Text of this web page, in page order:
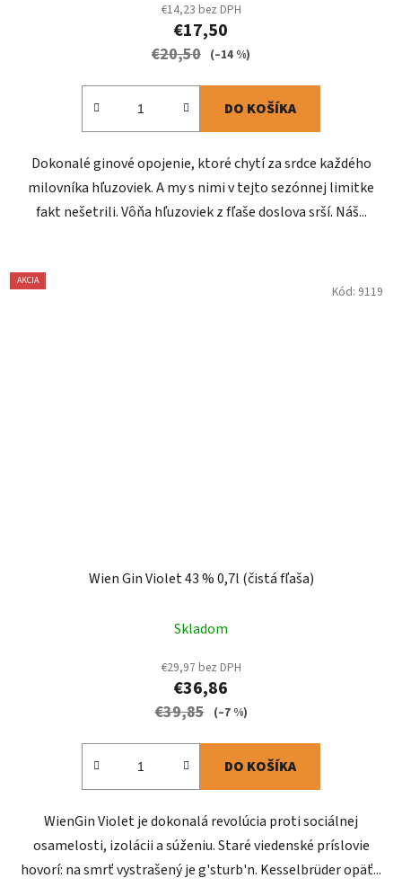
€14,23 bez DPH
€17,50
€20,50 (–14 %)
DO KOŠÍKA
Dokonalé ginové opojenie, ktoré chytí za srdce každého
milovníka hľuzoviek. A my s nimi v tejto sezónnej limitke
fakt nešetrili. Vôňa hľuzoviek z fľaše doslova srší. Náš...
AKCIA
Wien Gin Violet 43 % 0,7l (čistá fľaša)
Skladom
€29,97 bez DPH
€36,86
€39,85 (–7 %)
DO KOŠÍKA
WienGin Violet je dokonalá revolúcia proti sociálnej
osamelosti, izolácii a súženiu. Staré viedenské príslovie
hovorí: na smrť vystrašený je g'sturb'n. Kesselbrüder opäť...
Kód: 9119